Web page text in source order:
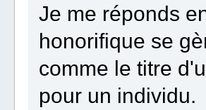
Je me réponds
honorifique se
comme le titre
pour un individu.